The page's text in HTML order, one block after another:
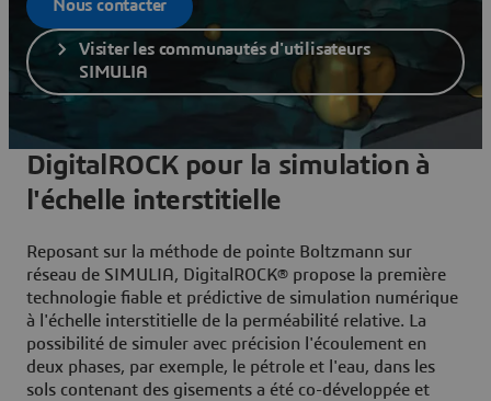
Nous contacter
Visiter les communautés d'utilisateurs
SIMULIA
DigitalROCK pour la simulation à
l'échelle interstitielle
Reposant sur la méthode de pointe Boltzmann sur
réseau de SIMULIA, DigitalROCK® propose la première
technologie fiable et prédictive de simulation numérique
à l'échelle interstitielle de la perméabilité relative. La
possibilité de simuler avec précision l'écoulement en
deux phases, par exemple, le pétrole et l'eau, dans les
sols contenant des gisements a été co-développée et